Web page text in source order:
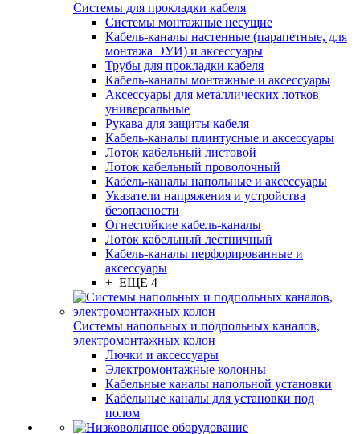
Системы для прокладки кабеля
Системы монтажные несущие
Кабель-каналы настенные (парапетные, для
монтажа ЭУИ) и аксессуары
Трубы для прокладки кабеля
Кабель-каналы монтажные и аксессуары
Аксессуары для металлических лотков
универсальные
Рукава для защиты кабеля
Кабель-каналы плинтусные и аксессуары
Лоток кабельный листовой
Лоток кабельный проволочный
Кабель-каналы напольные и аксессуары
Указатели напряжения и устройства
безопасности
Огнестойкие кабель-каналы
Лоток кабельный лестничный
Кабель-каналы перфорированные и
аксессуары
+ ЕЩЕ 4
Системы напольных и подпольных каналов,
электромонтажных колон
Лючки и аксессуары
Электромонтажные колонны
Кабельные каналы напольной установки
Кабельные каналы для установки под
полом